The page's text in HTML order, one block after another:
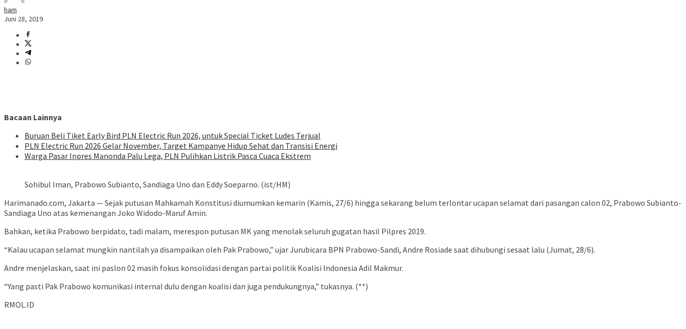
ham
Juni 28, 2019
Bacaan Lainnya
Buruan Beli Tiket Early Bird PLN Electric Run 2026, untuk Special Ticket Ludes Terjual
PLN Electric Run 2026 Gelar November, Target Kampanye Hidup Sehat dan Transisi Energi
Warga Pasar Inpres Manonda Palu Lega, PLN Pulihkan Listrik Pasca Cuaca Ekstrem
Sohibul Iman, Prabowo Subianto, Sandiaga Uno dan Eddy Soeparno. (ist/HM)
Harimanado.com, Jakarta — Sejak putusan Mahkamah Konstitusi diumumkan kemarin (Kamis, 27/6) hingga sekarang belum terlontar ucapan selamat dari pasangan calon 02, Prabowo Subianto-
Sandiaga Uno atas kemenangan Joko Widodo-Maruf Amin.
Bahkan, ketika Prabowo berpidato, tadi malam, merespon putusan MK yang menolak seluruh gugatan hasil Pilpres 2019.
“Kalau ucapan selamat mungkin nantilah ya disampaikan oleh Pak Prabowo,” ujar Jurubicara BPN Prabowo-Sandi, Andre Rosiade saat dihubungi sesaat lalu (Jumat, 28/6).
Andre menjelaskan, saat ini paslon 02 masih fokus konsolidasi dengan partai politik Koalisi Indonesia Adil Makmur.
“Yang pasti Pak Prabowo komunikasi internal dulu dengan koalisi dan juga pendukungnya,” tukasnya. (**)
RMOL.ID